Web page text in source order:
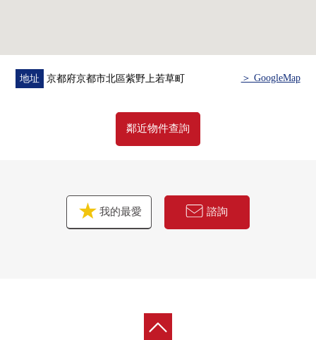
地址 京都府京都市北區紫野上若草町 ＞ GoogleMap
鄰近物件查詢
我的最愛 諮詢